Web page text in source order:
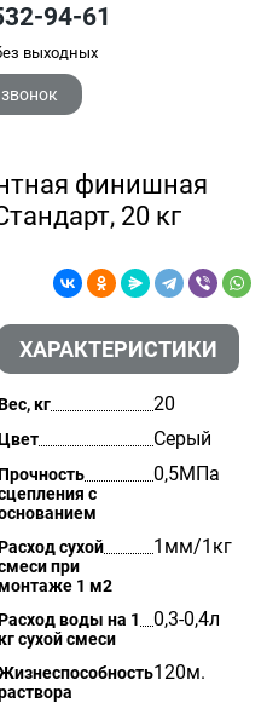
94-61
выходных
финишная
20 кг
ХАРАКТЕРИСТИКИ
кг 20
Серый
с
0,5МПа
сухой
при
1 м2
1мм/1кг
воды на 1
сухой смеси
0,3-0,4л
120м.